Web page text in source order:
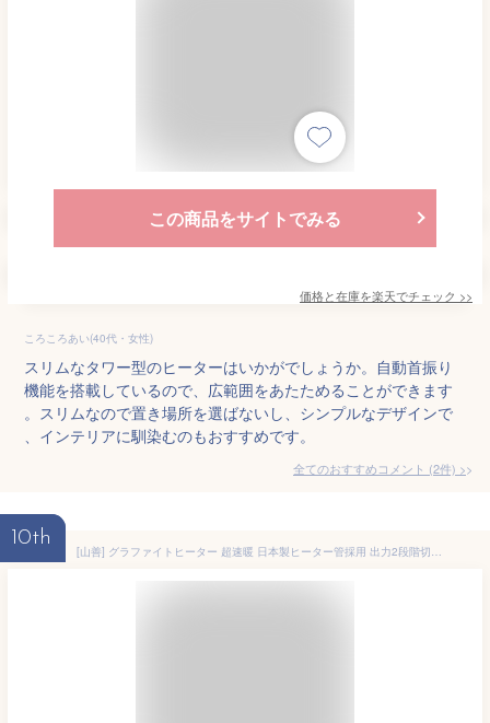
この商品をサイトでみる
価格と在庫を楽天でチェック >>
ころころあい(40代・女性)
スリムなタワー型のヒーターはいかがでしょうか。自動首振り
機能を搭載しているので、広範囲をあたためることができます
。スリムなので置き場所を選ばないし、シンプルなデザインで
、インテリアに馴染むのもおすすめです。
全てのおすすめコメント (2件) >
10th
[山善] グラファイトヒーター 超速暖 日本製ヒーター管採用 出力2段階切換 (300W / 600W) 転倒OFF機能 シャンパンゴールド ECTS-C061(N)